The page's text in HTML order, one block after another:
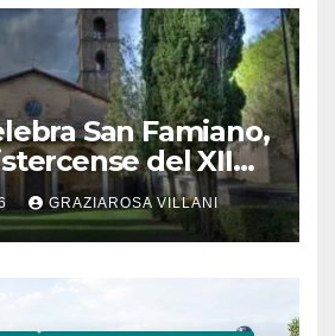
San Famiano,
del XII
GRAZIAROSA VILLANI